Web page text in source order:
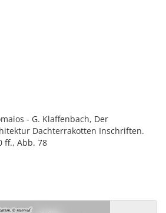
- G. Klaffenbach, Der
Dachterrakotten Inschriften.
ff., Abb. 78